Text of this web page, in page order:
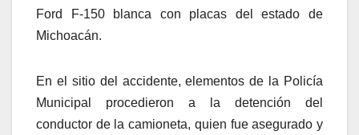
Ford F-150 blanca con placas del estado de
Michoacán.
En el sitio del accidente, elementos de la Policía
Municipal procedieron a la detención del
conductor de la camioneta, quien fue asegurado y